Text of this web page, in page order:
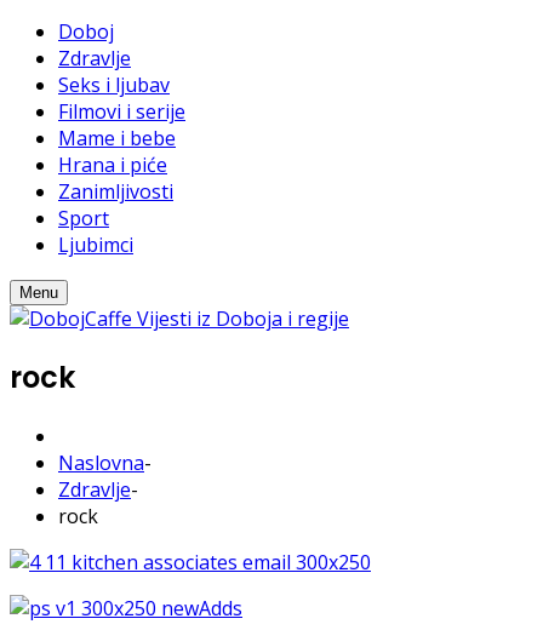
Doboj
Zdravlje
Seks i ljubav
Filmovi i serije
Mame i bebe
Hrana i piće
Zanimljivosti
Sport
Ljubimci
Menu
rock
Naslovna-
Zdravlje-
rock